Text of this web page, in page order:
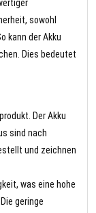
sowohl
kann der Akku
Dies bedeutet
Der Akku
sind nach
und zeichnen
was eine hohe
geringe